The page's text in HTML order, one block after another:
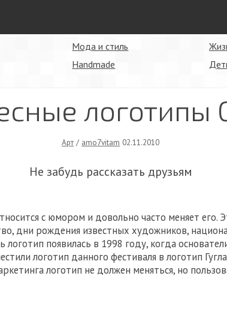
Мода и стиль
Handmade
логотипы
Арт / amo7vitam 02.11.2010
Не забудь рассказать друзьям
с юмором и довольно часто меняет его.
дни рождения известных художников,
логотип появилась в 1998 году, когда
логотип данного фестиваля в логотип
логотип не должен меняться, но